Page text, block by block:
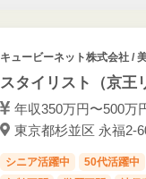
キュービーネット株式会社/
スタイリスト（京王
年収350万円〜500万
東京都杉並区 永福2-
シニア活躍中 50代活躍中